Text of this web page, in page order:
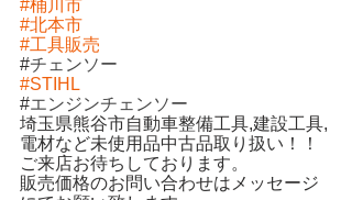
#桶川市
#北本市
#工具販売
#チェンソー
#STIHL
#エンジンチェンソー
埼玉県熊谷市自動車整備工具,建設工具,
電材など未使用品中古品取り扱い！！
ご来店お待ちしております。
販売価格のお問い合わせはメッセージ